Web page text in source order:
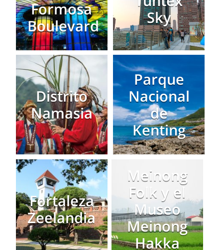
Formosa
Boulevard
Sky
Distrito
Namasia
Parque
Nacional
de
Kenting
Fortaleza
Zeelandia
Meinong
Folk y el
Museo
Meinong
Hakka